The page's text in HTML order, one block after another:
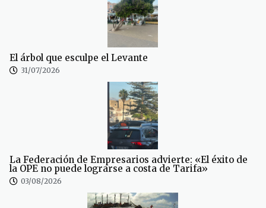
El árbol que esculpe el Levante
31/07/2026
La Federación de Empresarios advierte: «El éxito de
la OPE no puede lograrse a costa de Tarifa»
03/08/2026